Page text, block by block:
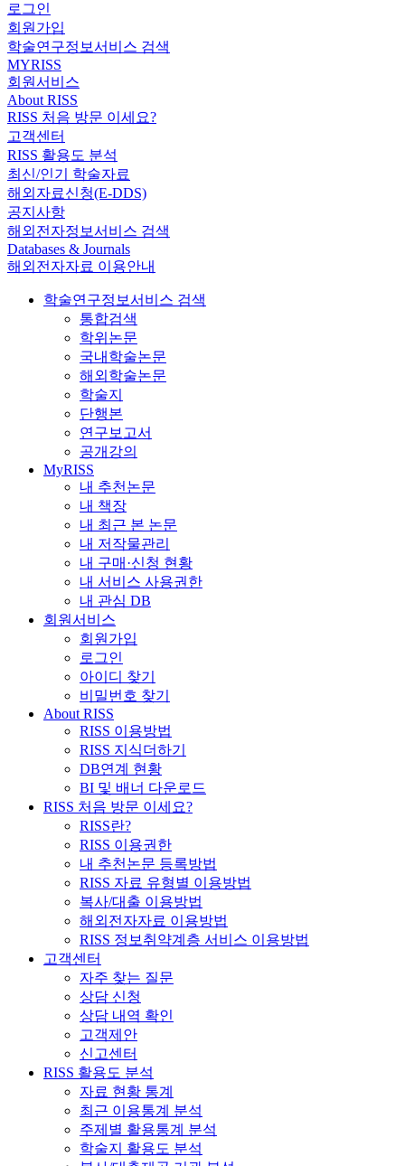
로그인
회원가입
학술연구정보서비스 검색
MYRISS
회원서비스
About RISS
RISS 처음 방문 이세요?
고객센터
RISS 활용도 분석
최신/인기 학술자료
해외자료신청(E-DDS)
공지사항
해외전자정보서비스 검색
Databases & Journals
해외전자자료 이용안내
학술연구정보서비스 검색
통합검색
학위논문
국내학술논문
해외학술논문
학술지
단행본
연구보고서
공개강의
MyRISS
내 추천논문
내 책장
내 최근 본 논문
내 저작물관리
내 구매·신청 현황
내 서비스 사용권한
내 관심 DB
회원서비스
회원가입
로그인
아이디 찾기
비밀번호 찾기
About RISS
RISS 이용방법
RISS 지식더하기
DB연계 현황
BI 및 배너 다운로드
RISS 처음 방문 이세요?
RISS란?
RISS 이용권한
내 추천논문 등록방법
RISS 자료 유형별 이용방법
복사/대출 이용방법
해외전자자료 이용방법
RISS 정보취약계층 서비스 이용방법
고객센터
자주 찾는 질문
상담 신청
상담 내역 확인
고객제안
신고센터
RISS 활용도 분석
자료 현황 통계
최근 이용통계 분석
주제별 활용통계 분석
학술지 활용도 분석